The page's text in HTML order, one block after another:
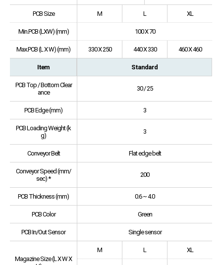
PCB Size M L XL
Min.PCB (LXW) (mm) 100 X 70
Max.PCB (L X W) (mm) 330 X 250 440 X 330 460 X 460
Item Standard
PCB Top / Bottom Clear
ance
30 / 25
PCB Edge (mm) 3
PCB Loading Weight (k
g)
3
Conveyor Belt Flat edge belt
Conveyor Speed (mm/
sec) *
200
PCB Thickness (mm) 0.6 ~ 4.0
PCB Color Green
PCB In/Out Sensor Single sensor
Magazine Size (L X W X
M L XL